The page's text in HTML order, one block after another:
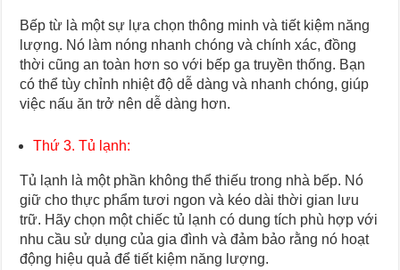
Bếp từ là một sự lựa chọn thông minh và tiết kiệm năng
lượng. Nó làm nóng nhanh chóng và chính xác, đồng
thời cũng an toàn hơn so với bếp ga truyền thống. Bạn
có thể tùy chỉnh nhiệt độ dễ dàng và nhanh chóng, giúp
việc nấu ăn trở nên dễ dàng hơn.
Thứ 3. Tủ lạnh:
Tủ lạnh là một phần không thể thiếu trong nhà bếp. Nó
giữ cho thực phẩm tươi ngon và kéo dài thời gian lưu
trữ. Hãy chọn một chiếc tủ lạnh có dung tích phù hợp với
nhu cầu sử dụng của gia đình và đảm bảo rằng nó hoạt
động hiệu quả để tiết kiệm năng lượng.